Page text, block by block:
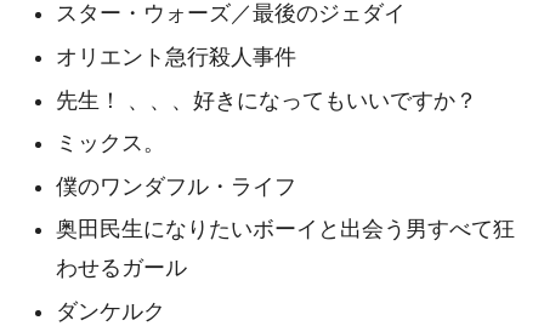
スター・ウォーズ／最後のジェダイ
オリエント急行殺人事件
先生！ 、、、好きになってもいいですか？
ミックス。
僕のワンダフル・ライフ
奥田民生になりたいボーイと出会う男すべて狂
わせるガール
ダンケルク